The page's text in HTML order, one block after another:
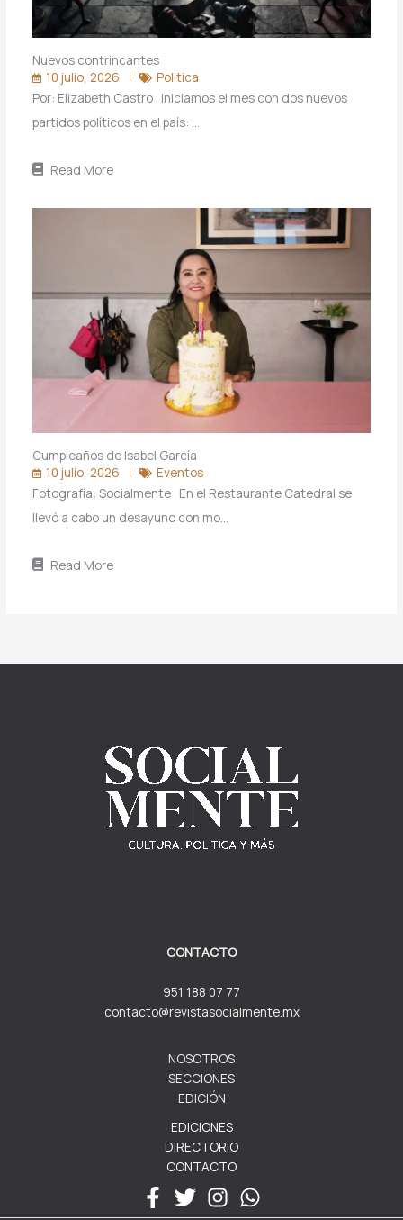
Nuevos contrincantes
10 julio, 2026
Politica
Por: Elizabeth Castro Iniciamos el mes con dos nuevos
partidos políticos en el país: …
Read More
Cumpleaños de Isabel García
10 julio, 2026
Eventos
Fotografía: Socialmente En el Restaurante Catedral se
llevó a cabo un desayuno con mo…
Read More
CONTACTO
951 188 07 77
contacto@revistasocialmente.mx
NOSOTROS
SECCIONES
EDICIÓN
EDICIONES
DIRECTORIO
CONTACTO